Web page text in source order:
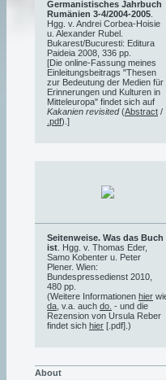
Germanistisches Jahrbuch
Rumänien 3-4/2004-2005
Hgg. v. Andrei Corbea-Hoisie
u. Alexander Rubel.
Bukarest/Bucuresti: Editura
Paideia 2008, 336 pp.
[Die online-Fassung meines
Einleitungsbeitrags "Thesen
zur Bedeutung der Medien für
Erinnerungen und Kulturen in
Mitteleuropa" findet sich auf
Kakanien revisited(Abstract /
.pdf).]
Seitenweise. Was das Buch
ist . Hgg. v. Thomas Eder,
Samo Kobenter u. Peter
Plener. Wien:
Bundespressedienst 2010,
480 pp.
(Weitere Informationen hier
da , v.a. auch do. - und die
Rezension von Ursula Reber
findet sich hier [.pdf].)
About